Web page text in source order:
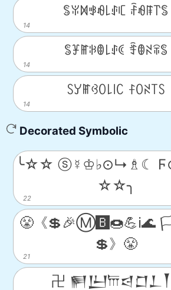
14
ꌚꐟꁒꃃꆂ꒒ꂑꏸ ꄘꆂꁹ꓅ꌚ
14
ꌚꐞꂵꋰꂦ꒒ꂑꀯ ꄞꂦꋊꋖꌚ
14
ꇙꌦꂵꃳꄲ꒒꒐ꉔ ꊰꄲꋊ꓄ꇙ
Decorated Symbolic
22
╰☆☆ ⓢ☿♔♭⊙↳♗☾
☆☆╮
21
😤《💲🎉Ⓜ️🅱️🍩💪ℹ️🌊
💲》😤
卍